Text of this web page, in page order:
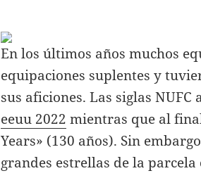
En los últimos años muchos
equipaciones suplentes y
sus aficiones. Las siglas
eeuu 2022 mientras que al
Years» (130 años). Sin
grandes estrellas de la